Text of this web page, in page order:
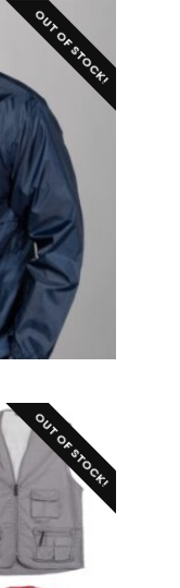
OUT OF STOCK!
OUT OF STOCK!